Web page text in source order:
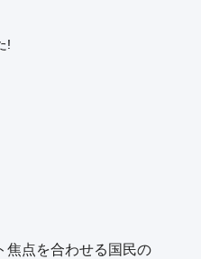
!
焦点を合わせる国民の